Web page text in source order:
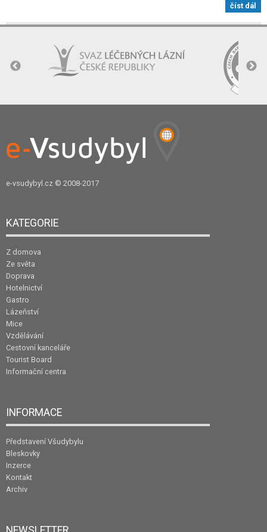
číst dál
e-vsudybyl.cz © 2008-2017
KATEGORIE
Z domova
Ze světa
Doprava
Hotelnictví
Gastro
Lázeňství
Mice
Vzdělávání
Cestovní kanceláře
Tourist Board
Informační centra
INFORMACE
Představení Všudybylu
Bleskovky
Inzerce
Kontakt
Archiv